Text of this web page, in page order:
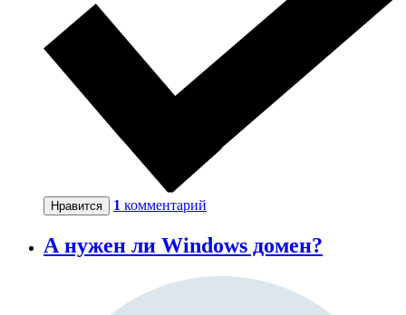
Нравится 1 комментарий
А нужен ли Windows домен?